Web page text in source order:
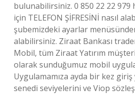
bulunabilirsiniz. 0 850 22 22 979
için TELEFON ŞİFRESİNİ nasıl
şubemizdeki ayarlar
alabilirsiniz. Ziraat Bankası
Mobil, tüm Ziraat Yatırım
olarak sunduğumuz mobil
Uygulamamıza ayda bir kez
senedi seviyelerini ve Viop